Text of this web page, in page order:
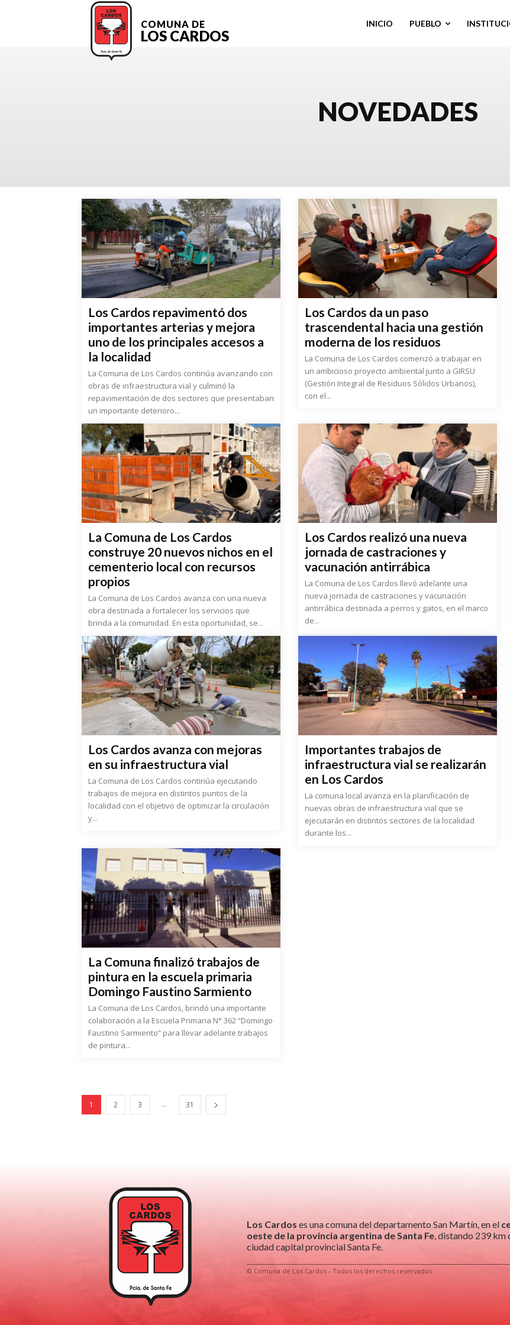
COMUNA DE
LOS CARDOS
INICIO PUEBLO
NOVEDADES
Los Cardos repavimentó dos
importantes arterias y mejora
uno de los principales accesos a
la localidad
La Comuna de Los Cardos continúa avanzando con
obras de infraestructura vial y culminó la
repavimentación de dos sectores que presentaban
un importante deterioro...
Los Cardos da un paso
trascendental hacia una gestión
moderna de los residuos
La Comuna de Los Cardos comenzó a trabajar en
un ambicioso proyecto ambiental junto a GIRSU
(Gestión Integral de Residuos Sólidos Urbanos),
con el...
La Comuna de Los Cardos
construye 20 nuevos nichos en el
cementerio local con recursos
propios
La Comuna de Los Cardos avanza con una nueva
obra destinada a fortalecer los servicios que
brinda a la comunidad. En esta oportunidad, se...
Los Cardos realizó una nueva
jornada de castraciones y
vacunación antirrábica
La Comuna de Los Cardos llevó adelante una
nueva jornada de castraciones y vacunación
antirrábica destinada a perros y gatos, en el marco
de...
Los Cardos avanza con mejoras
en su infraestructura vial
La Comuna de Los Cardos continúa ejecutando
trabajos de mejora en distintos puntos de la
localidad con el objetivo de optimizar la circulación
y...
Importantes trabajos de
infraestructura vial se realizarán
en Los Cardos
La comuna local avanza en la planificación de
nuevas obras de infraestructura vial que se
ejecutarán en distintos sectores de la localidad
durante los...
La Comuna finalizó trabajos de
pintura en la escuela primaria
Domingo Faustino Sarmiento
La Comuna de Los Cardos, brindó una importante
colaboración a la Escuela Primaria N° 362 “Domingo
Faustino Sarmiento” para llevar adelante trabajos
de pintura...
1 2 3 ... 31
Los Cardos es una comuna del departamento San Martín, en el
oeste de la provincia argentina de Santa Fe, distando 239 km
ciudad capital provincial Santa Fe.
© Comuna de Los Cardos - Todos los derechos reservados.